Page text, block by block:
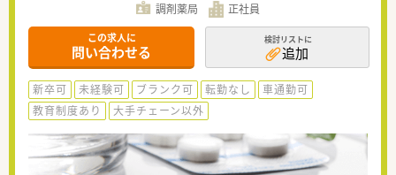
調剤薬局 正社員
この求人に
問い合わせる
検討リストに
追加
新卒可 未経験可 ブランク可 転勤なし
車通勤可
教育制度あり
大手チェーン以外